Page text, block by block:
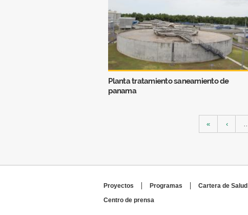
Planta tratamiento saneamiento de
panama
« ‹
Proyectos Programas Cartera de Salud
Centro de prensa